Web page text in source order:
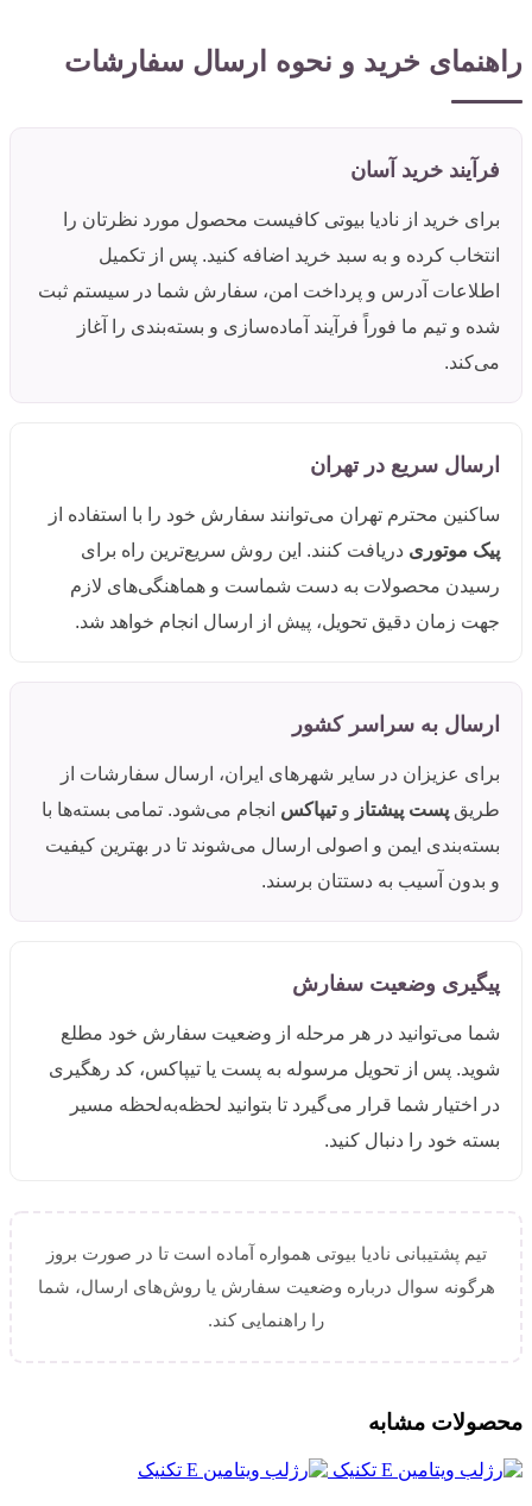
راهنمای خرید و نحوه ارسال سفارشات
فرآیند خرید آسان
برای خرید از نادیا بیوتی کافیست محصول مورد نظرتان را
انتخاب کرده و به سبد خرید اضافه کنید. پس از تکمیل
اطلاعات آدرس و پرداخت امن، سفارش شما در سیستم ثبت
شده و تیم ما فوراً فرآیند آماده‌سازی و بسته‌بندی را آغاز
می‌کند.
ارسال سریع در تهران
ساکنین محترم تهران می‌توانند سفارش خود را با استفاده از
پیک موتوری دریافت کنند. این روش سریع‌ترین راه برای
رسیدن محصولات به دست شماست و هماهنگی‌های لازم
جهت زمان دقیق تحویل، پیش از ارسال انجام خواهد شد.
ارسال به سراسر کشور
برای عزیزان در سایر شهرهای ایران، ارسال سفارشات از
طریق پست پیشتاز وتیپاکس انجام می‌شود. تمامی بسته‌ها با
بسته‌بندی ایمن و اصولی ارسال می‌شوند تا در بهترین کیفیت
و بدون آسیب به دستتان برسند.
پیگیری وضعیت سفارش
شما می‌توانید در هر مرحله از وضعیت سفارش خود مطلع
شوید. پس از تحویل مرسوله به پست یا تیپاکس، کد رهگیری
در اختیار شما قرار می‌گیرد تا بتوانید لحظه‌به‌لحظه مسیر
بسته خود را دنبال کنید.
تیم پشتیبانی نادیا بیوتی همواره آماده است تا در صورت بروز
هرگونه سوال درباره وضعیت سفارش یا روش‌های ارسال، شما
را راهنمایی کند.
محصولات مشابه